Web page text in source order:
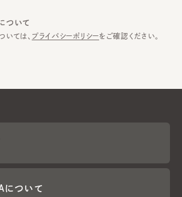
ついて
ては、 プライバシーポリシーをご確認ください。
について